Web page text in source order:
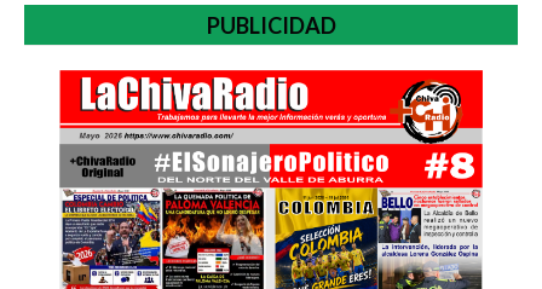
PUBLICIDAD